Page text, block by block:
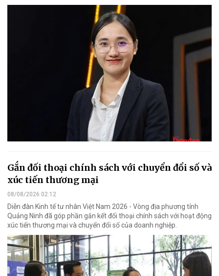
Gắn đối thoại chính sách với chuyển đổi số và
xúc tiến thương mại
08/08/2026 02:12
Diễn đàn Kinh tế tư nhân Việt Nam 2026 - Vòng địa phương tỉnh
Quảng Ninh đã góp phần gắn kết đối thoại chính sách với hoạt động
xúc tiến thương mại và chuyển đổi số của doanh nghiệp.